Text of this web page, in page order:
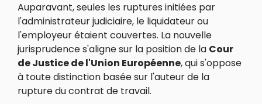
Auparavant, seules les ruptures initiées par
l'administrateur judiciaire, le liquidateur ou
l'employeur étaient couvertes. La nouvelle
jurisprudence s'aligne sur la position de la Cour
de Justice de l'Union Européenne, qui s'oppose
à toute distinction basée sur l'auteur de la
rupture du contrat de travail.